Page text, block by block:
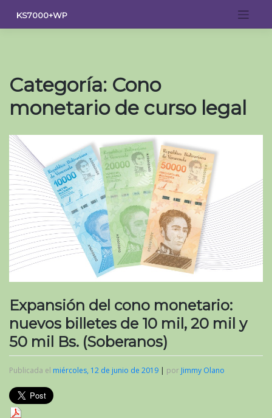
contenido
KS7000+WP
Categoría: Cono
monetario de curso legal
Expansión del cono monetario:
nuevos billetes de 10 mil, 20 mil y
50 mil Bs. (Soberanos)
Publicada el miércoles, 12 de junio de 2019 | por Jimmy Olano